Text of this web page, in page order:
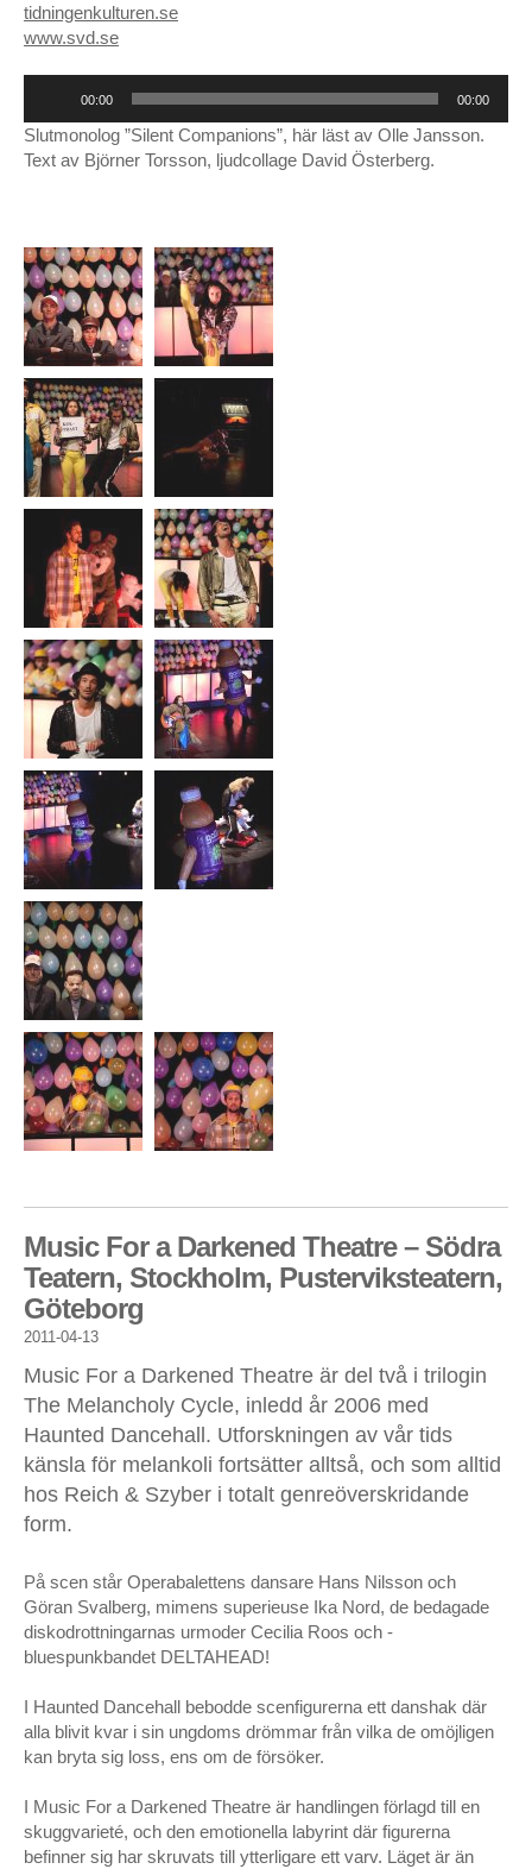
tidningenkulturen.se
www.svd.se
00:00 00:00
Slutmonolog ”Silent Companions”, här läst av Olle Jansson.
Text av Björner Torsson, ljudcollage David Österberg.
Music For a Darkened Theatre – Södra
Teatern, Stockholm, Pusterviksteatern,
Göteborg
2011-04-13
Music For a Darkened Theatre är del två i trilogin
The Melancholy Cycle, inledd år 2006 med
Haunted Dancehall. Utforskningen av vår tids
känsla för melankoli fortsätter alltså, och som alltid
hos Reich & Szyber i totalt genreöverskridande
form.
På scen står Operabalettens dansare Hans Nilsson och
Göran Svalberg, mimens superieuse Ika Nord, de bedagade
diskodrottningarnas urmoder Cecilia Roos och ­
bluespunkbandet DELTAHEAD!
I Haunted Dancehall bebodde scenfigurerna ett danshak där
alla blivit kvar i sin ungdoms drömmar från vilka de omöjligen
kan bryta sig loss, ens om de försöker.
I Music For a Darkened Theatre är handlingen förlagd till en
skuggvarieté, och den emotionella labyrint där figurerna
befinner sig har skruvats till ytterligare ett varv. Läget är än